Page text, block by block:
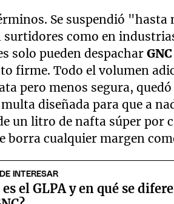
Se suspendió "hasta
como en
solo pueden despacharGNC
firme. Todo el volumen
pero menos segura,
diseñada para que a
un litro de nafta súper por
borra cualquier margen
INTERESAR
es el GLPA y en qué se